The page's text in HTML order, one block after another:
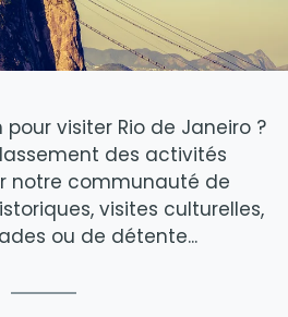
visiter Rio de Janeiro ?
des activités
notre communauté de
visites culturelles,
ou de détente...